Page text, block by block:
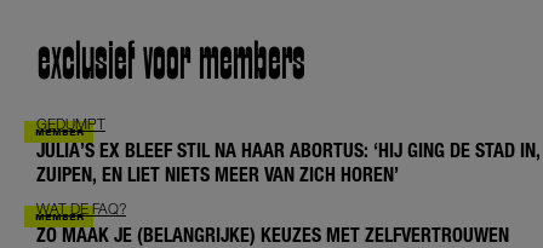
exclusief voor members
GEDUMPT
JULIA’S EX BLEEF STIL NA HAAR ABORTUS: ‘HIJ GING DE STAD IN,
ZUIPEN, EN LIET NIETS MEER VAN ZICH HOREN’
WAT DE FAQ?
ZO MAAK JE (BELANGRIJKE) KEUZES MET ZELFVERTROUWEN